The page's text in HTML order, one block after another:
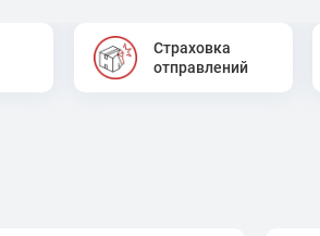
Страховка
отправлений